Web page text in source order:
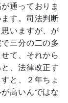
通っておりま
す。司法判断
いますが、が
三分の二の多
て、それから
、法律改正す
と、２年ちょ
高いんではな